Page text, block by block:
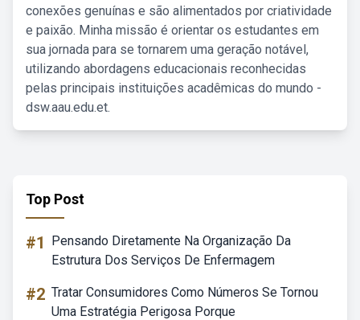
conexões genuínas e são alimentados por criatividade
e paixão. Minha missão é orientar os estudantes em
sua jornada para se tornarem uma geração notável,
utilizando abordagens educacionais reconhecidas
pelas principais instituições acadêmicas do mundo -
dsw.aau.edu.et.
Top Post
#1
Pensando Diretamente Na Organização Da
Estrutura Dos Serviços De Enfermagem
#2 Tratar Consumidores Como Números Se Tornou
Uma Estratégia Perigosa Porque